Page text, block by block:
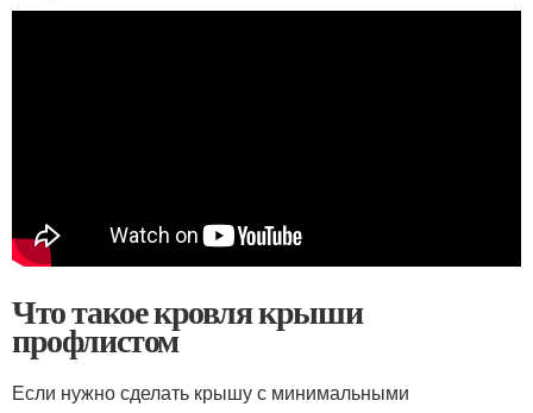
Что такое кровля крыши
профлистом
Если нужно сделать крышу с минимальными